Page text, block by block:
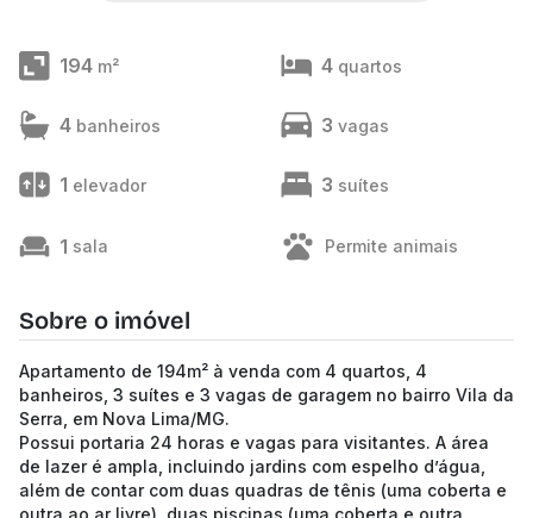
194 m² 4 quartos
4 banheiros 3 vagas
1 elevador 3 suítes
1 sala Permite animais
Sobre o imóvel
Apartamento de 194m² à venda com 4 quartos, 4
banheiros, 3 suítes e 3 vagas de garagem no bairro Vila da
Serra, em Nova Lima/MG.
Possui portaria 24 horas e vagas para visitantes. A área
de lazer é ampla, incluindo jardins com espelho d’água,
além de contar com duas quadras de tênis (uma coberta e
outra ao ar livre), duas piscinas (uma coberta e outra